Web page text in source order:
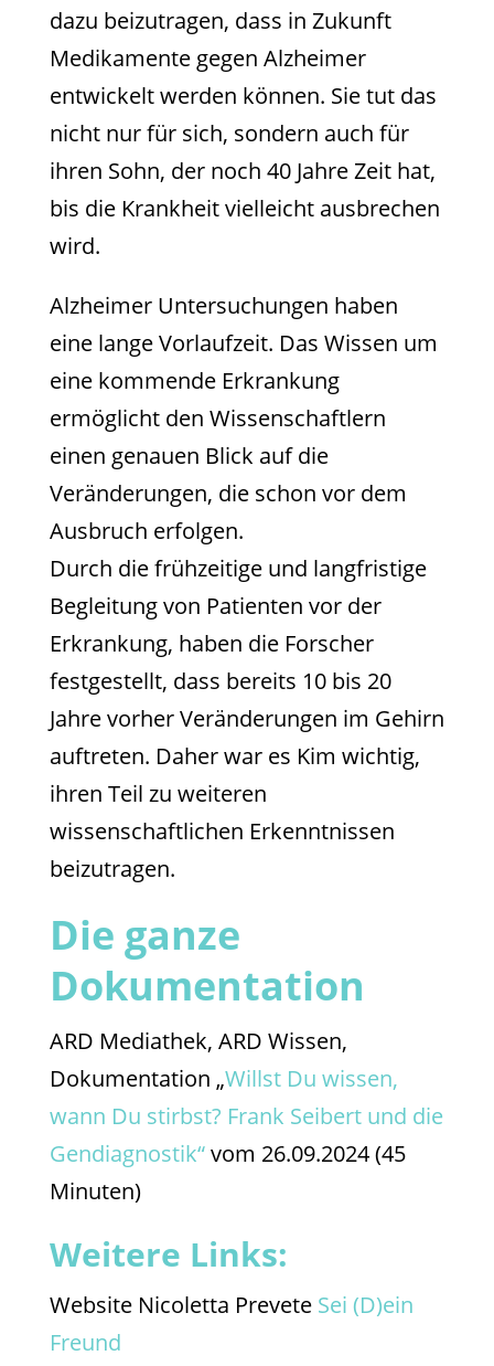
dazu beizutragen, dass in Zukunft
Medikamente gegen Alzheimer
entwickelt werden können. Sie tut das
nicht nur für sich, sondern auch für
ihren Sohn, der noch 40 Jahre Zeit hat,
bis die Krankheit vielleicht ausbrechen
wird.
Alzheimer Untersuchungen haben
eine lange Vorlaufzeit. Das Wissen um
eine kommende Erkrankung
ermöglicht den Wissenschaftlern
einen genauen Blick auf die
Veränderungen, die schon vor dem
Ausbruch erfolgen.
Durch die frühzeitige und langfristige
Begleitung von Patienten vor der
Erkrankung, haben die Forscher
festgestellt, dass bereits 10 bis 20
Jahre vorher Veränderungen im Gehirn
auftreten. Daher war es Kim wichtig,
ihren Teil zu weiteren
wissenschaftlichen Erkenntnissen
beizutragen.
Die ganze
Dokumentation
ARD Mediathek, ARD Wissen,
Dokumentation „Willst Du wissen,
wann Du stirbst? Frank Seibert und die
Gendiagnostik“vom 26.09.2024 (45
Minuten)
Weitere Links:
Website Nicoletta Prevete Sei (D)ein
Freund